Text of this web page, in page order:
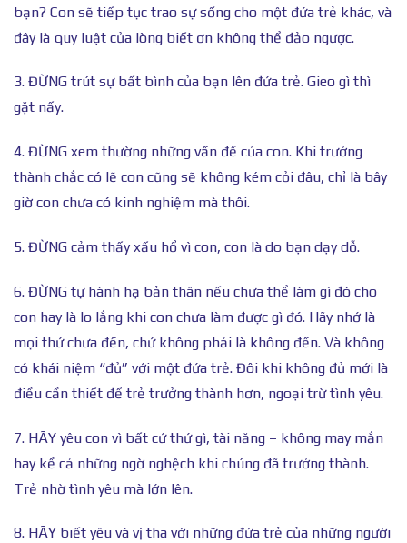
bạn? Con sẽ tiếp tục trao sự sống cho một đứa trẻ khác, và
đây là quy luật của lòng biết ơn không thể đảo ngược.
3. ĐỪNG trút sự bất bình của bạn lên đứa trẻ. Gieo gì thì
gặt nấy.
4. ĐỪNG xem thường những vấn đề của con. Khi trưởng
thành chắc có lẽ con cũng sẽ không kém cỏi đâu, chỉ là bây
giờ con chưa có kinh nghiệm mà thôi.
5. ĐỪNG cảm thấy xấu hổ vì con, con là do bạn dạy dỗ.
6. ĐỪNG tự hành hạ bản thân nếu chưa thể làm gì đó cho
con hay là lo lắng khi con chưa làm được gì đó. Hãy nhớ là
mọi thứ chưa đến, chứ không phải là không đến. Và không
có khái niệm “đủ” với một đứa trẻ. Đôi khi không đủ mới là
điều cần thiết để trẻ trưởng thành hơn, ngoại trừ tình yêu.
7. HÃY yêu con vì bất cứ thứ gì, tài năng – không may mắn
hay kể cả những ngờ nghệch khi chúng đã trưởng thành.
Trẻ nhờ tình yêu mà lớn lên.
8. HÃY biết yêu và vị tha với những đứa trẻ của những người